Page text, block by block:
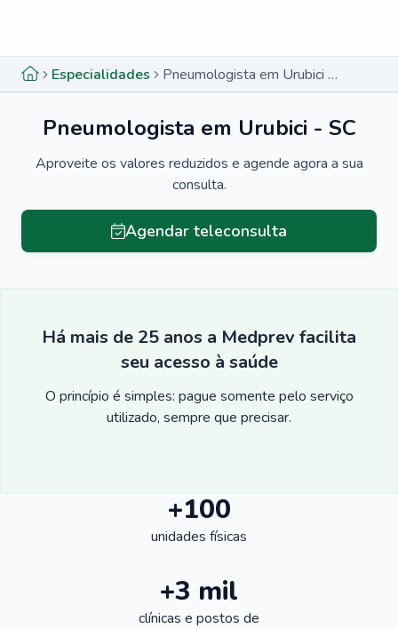
Especialidades Pneumologista em Urubici - SC
Pneumologista em Urubici - SC
Aproveite os valores reduzidos e agende agora a sua
consulta.
Agendar teleconsulta
Há mais de 25 anos a Medprev facilita
seu acesso à saúde
O princípio é simples: pague somente pelo serviço
utilizado, sempre que precisar.
+100
unidades físicas
+3 mil
clínicas e postos de